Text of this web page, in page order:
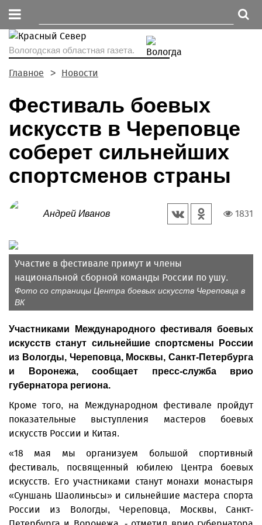
Вологодская областная газета.
Главное Новости
Фестиваль боевых
искусств в Череповце
соберет сильнейших
спортсменов страны
Андрей Иванов 1831
Участие в фестивале примут и члены
национальной сборной команды России по ушу.
Фото со страницы Центра боевых искусств Череповца в
ВК
Участниками Международного фестиваля боевых
искусств станут сильнейшие спортсмены России
из Вологды, Череповца, Москвы, Санкт-Петербурга
и Воронежа, сообщает пресс-служба врио
губернатора региона.
Кроме того, на Международном фестивале пройдут
показательные выступления мастеров боевых
искусств России и Китая.
«18 мая мы организуем большой спортивный
фестиваль, посвященный юбилею Центра боевых
искусств. Его участниками станут монахи монастыря
«Суншань Шаолиньсы» и сильнейшие мастера спорта
России из Вологды, Череповца, Москвы, Санкт-